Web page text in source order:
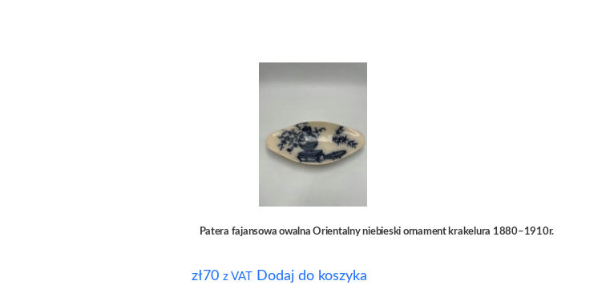
Patera fajansowa owalna Orientalny niebieski ornament krakelura 1880–1910r.
zł70 z VAT Dodaj do koszyka